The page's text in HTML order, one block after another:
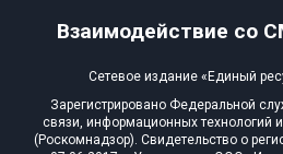
Взаимодействие со
Сетевое издание «Единый
Зарегистрировано Федеральной
связи, информационных технологий
(Роскомнадзор). Свидетельство о